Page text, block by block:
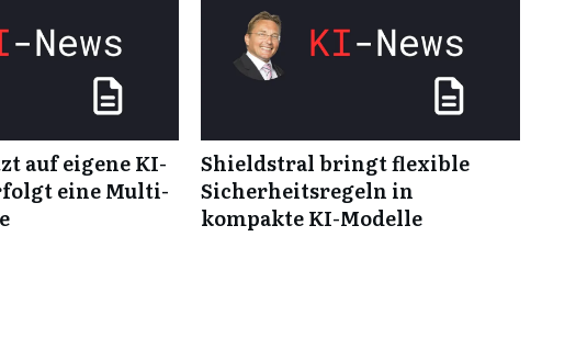
auf eigene KI-
eine Multi-
Shieldstral bringt flexible
Sicherheitsregeln in
kompakte KI-Modelle